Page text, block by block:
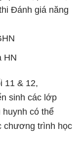
Đánh giá năng
HN
11 & 12,
sinh các lớp
huynh có thể
chương trình học